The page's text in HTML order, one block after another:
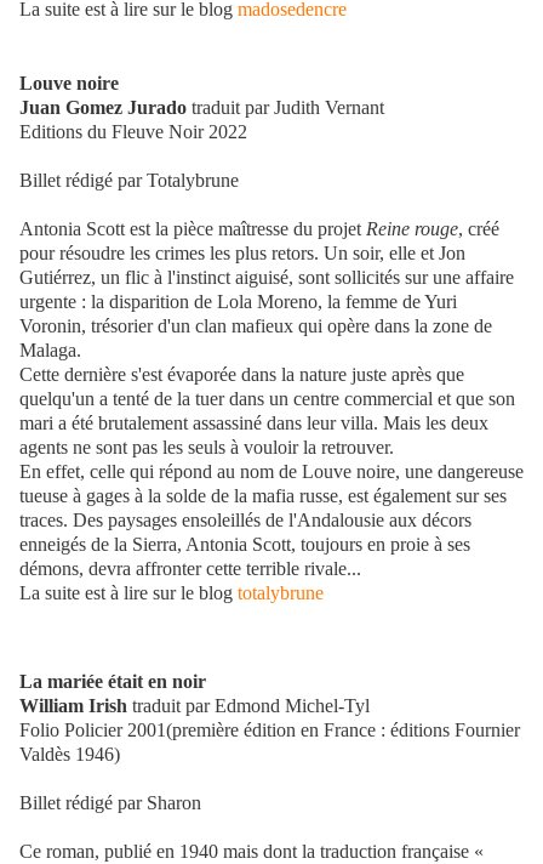
La suite est à lire sur le blog madosedencre
Louve noire
Juan Gomez Jurado traduit par Judith Vernant
Editions du Fleuve Noir 2022
Billet rédigé par Totalybrune
Antonia Scott est la pièce maîtresse du projet Reine rouge, créé
pour résoudre les crimes les plus retors. Un soir, elle et Jon
Gutiérrez, un flic à l'instinct aiguisé, sont sollicités sur une affaire
urgente : la disparition de Lola Moreno, la femme de Yuri
Voronin, trésorier d'un clan mafieux qui opère dans la zone de
Malaga.
Cette dernière s'est évaporée dans la nature juste après que
quelqu'un a tenté de la tuer dans un centre commercial et que son
mari a été brutalement assassiné dans leur villa. Mais les deux
agents ne sont pas les seuls à vouloir la retrouver.
En effet, celle qui répond au nom de Louve noire, une dangereuse
tueuse à gages à la solde de la mafia russe, est également sur ses
traces. Des paysages ensoleillés de l'Andalousie aux décors
enneigés de la Sierra, Antonia Scott, toujours en proie à ses
démons, devra affronter cette terrible rivale...
La suite est à lire sur le blog totalybrune
La mariée était en noir
William Irish traduit par Edmond Michel-Tyl
Folio Policier 2001(première édition en France : éditions Fournier
Valdès 1946)
Billet rédigé par Sharon
Ce roman, publié en 1940 mais dont la traduction française «